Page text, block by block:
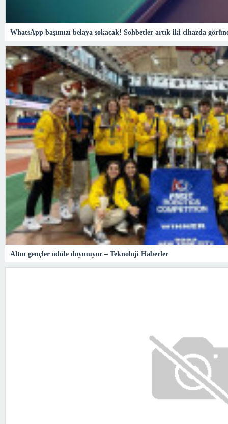
WhatsApp başımızı belaya sokacak! Sohbetler artık iki cihazda
Altın gençler ödüle doymuyor – Teknoloji Haberler